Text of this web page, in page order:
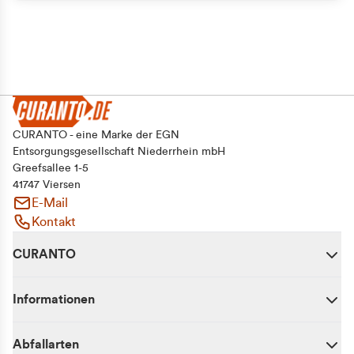
CURANTO - eine Marke der EGN
Entsorgungsgesellschaft Niederrhein mbH
Greefsallee 1-5
41747 Viersen
E-Mail
Kontakt
CURANTO
Informationen
Abfallarten